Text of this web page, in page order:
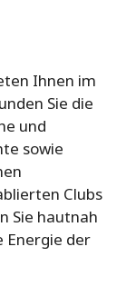
Ihnen im
Sie die
und
sowie
Clubs
Sie hautnah
Energie der